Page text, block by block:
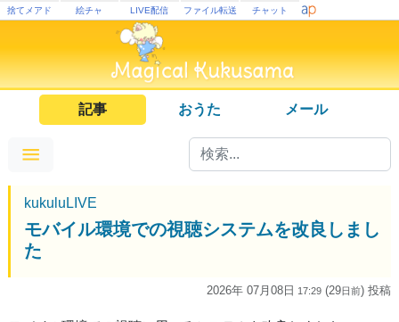
捨てメアド 絵チャ LIVE配信 ファイル転送 チャット
記事 おうた メール
kukuluLIVE
モバイル環境での視聴システムを改良しまし
た
2026年 07月08日 17:29 (29日前) 投稿